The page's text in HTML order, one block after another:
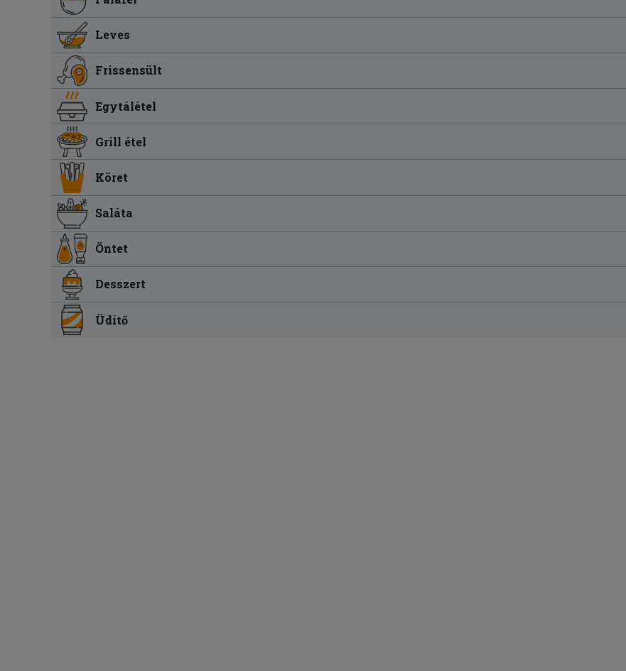
Leves
Frissensült
Egytálétel
Grill étel
Köret
Saláta
Öntet
Desszert
Üdítő